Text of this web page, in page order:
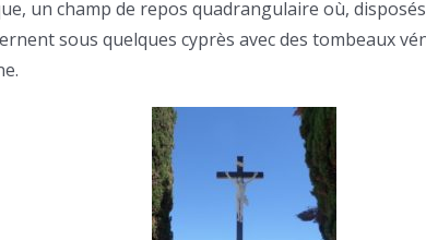
un champ de repos quadrangulaire où,
sous quelques cyprès avec des tombeaux